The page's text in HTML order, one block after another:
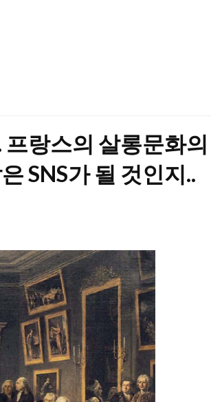
랑스의 살롱문화의
SNS가 될 것인지..